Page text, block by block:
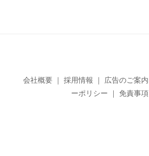
会社概要 ｜ 採用情報 ｜ 広告のご案内
ーポリシー ｜ 免責事項